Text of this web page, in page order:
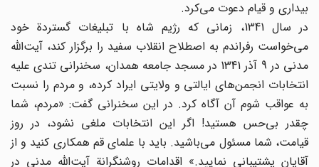
بیداری و قیام دعوت می‌کرد.
در سال 1341، زمانی که رژیم شاه با تبلیغات گستردة خود
می‌خواست رفراندم به اصطلاح انقلاب سفید را برگزار کند، آیت‌الله
مدنی در 9 آذر 1341 در مسجد جامعه همدان، سخنرانی تندی علیه
انتخابات انجمن‌های ایالتی و ولایتی ایراد کرده، و مردم را نسبت
به عواقب شوم آن آگاه کرد. در این سخنرانی گفت: «مردم، شما
چقدر بی‌حس هستید! اگر این انتخابات ملغی نشود، در روز
قیامت، شما مسئول می‌باشید. باید با علمای قم همکاری کنید و از
آقایان پشتیبانی نمایید.» اقدامات روشنگرانة آیت‌الله مدنی در